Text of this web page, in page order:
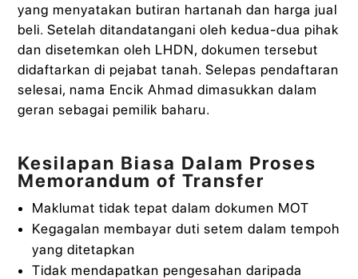
yang menyatakan butiran hartanah dan harga jual
beli. Setelah ditandatangani oleh kedua-dua pihak
dan disetemkan oleh LHDN, dokumen tersebut
didaftarkan di pejabat tanah. Selepas pendaftaran
selesai, nama Encik Ahmad dimasukkan dalam
geran sebagai pemilik baharu.
Kesilapan Biasa Dalam Proses
Memorandum of Transfer
Maklumat tidak tepat dalam dokumen MOT
Kegagalan membayar duti setem dalam tempoh
yang ditetapkan
Tidak mendapatkan pengesahan daripada